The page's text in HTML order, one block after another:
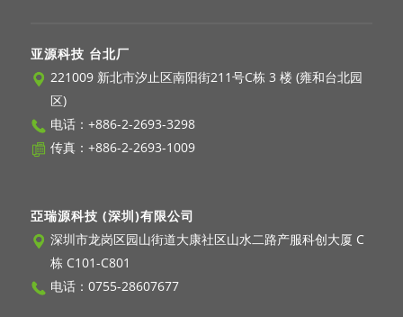
亚源科技 台北厂
221009 新北市汐止区南阳街211号C栋 3 楼 (雍和台北园
区)
电话： +886-2-2693-3298
传真：+886-2-2693-1009
亞瑞源科技 (深圳)有限公司
深圳市龙岗区园山街道大康社区山水二路产服科创大厦 C
栋 C101-C801
电话： 0755-28607677